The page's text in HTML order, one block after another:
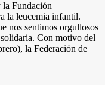
Fundación
la leucemia infantil.
nos sentimos orgullosos
Con motivo del
la Federación de